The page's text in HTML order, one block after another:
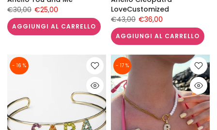
€30,00 €25,00
AGGIUNGI AL CARRELLO
LoveCustomized
€43,00 €36,00
AGGIUNGI AL CARRELLO
- 16 % - 17 %